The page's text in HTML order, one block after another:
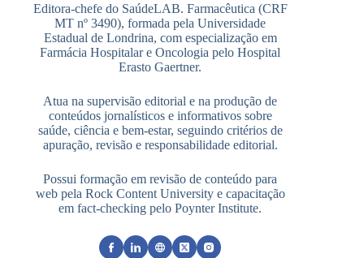
Editora-chefe do SaúdeLAB. Farmacêutica (CRF
MT nº 3490), formada pela Universidade
Estadual de Londrina, com especialização em
Farmácia Hospitalar e Oncologia pelo Hospital
Erasto Gaertner.
Atua na supervisão editorial e na produção de
conteúdos jornalísticos e informativos sobre
saúde, ciência e bem-estar, seguindo critérios de
apuração, revisão e responsabilidade editorial.
Possui formação em revisão de conteúdo para
web pela Rock Content University e capacitação
em fact-checking pelo Poynter Institute.